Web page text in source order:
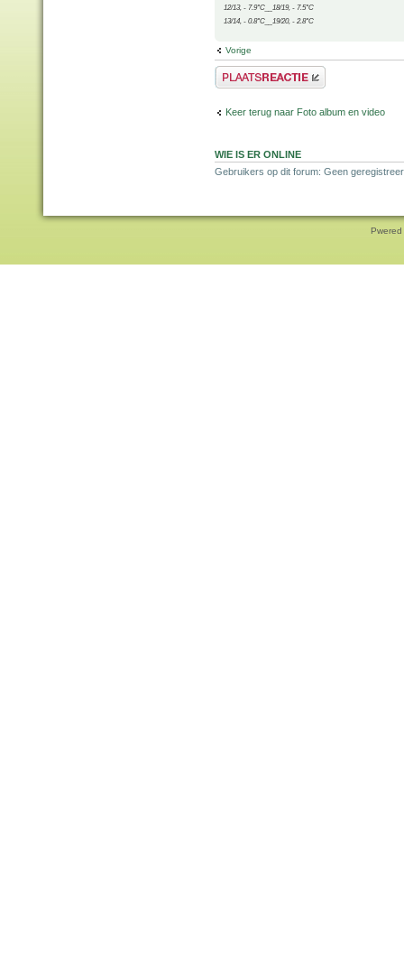
12/13, - 7.9°C__18/19, - 7.5°C
13/14, - 0.8°C__19/20, - 2.8°C
Vorige
Plaats een reactie
Keer terug naar Foto album en video
WIE IS ER ONLINE
Gebruikers op dit forum: Geen